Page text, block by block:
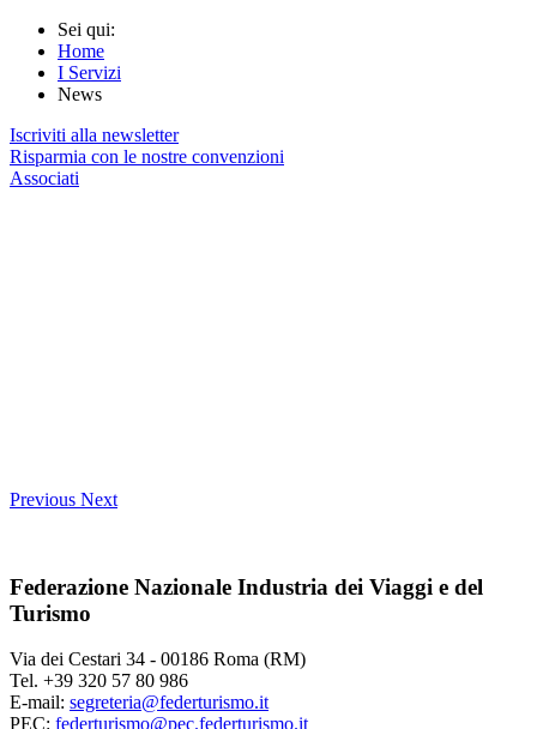
Sei qui:
Home
I Servizi
News
Iscriviti alla newsletter
Risparmia con le nostre convenzioni
Associati
Previous Next
Federazione Nazionale Industria dei Viaggi e del
Turismo
Via dei Cestari 34 - 00186 Roma (RM)
Tel. +39 320 57 80 986
E-mail: segreteria@federturismo.it
PEC: federturismo@pec.federturismo.it